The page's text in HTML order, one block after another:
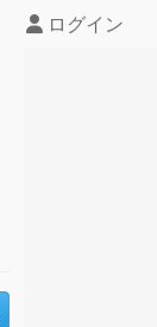
ログイン